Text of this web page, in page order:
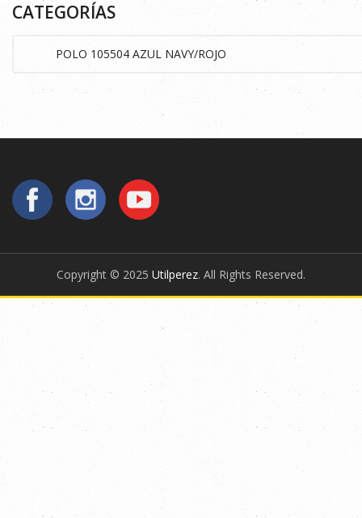
CATEGORÍAS
Copyright © 2025 Utilperez. All Rights Reserved.